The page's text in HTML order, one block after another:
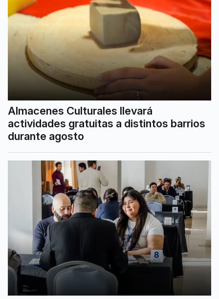
Almacenes Culturales llevará
actividades gratuitas a distintos barrios
durante agosto